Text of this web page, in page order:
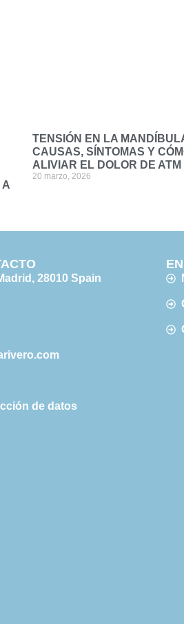
A
TENSIÓN EN LA
CAUSAS, SÍNTOMAS Y
ALIVIAR EL DOLOR DE ATM
20 marzo, 2026
28010 Spain
de datos